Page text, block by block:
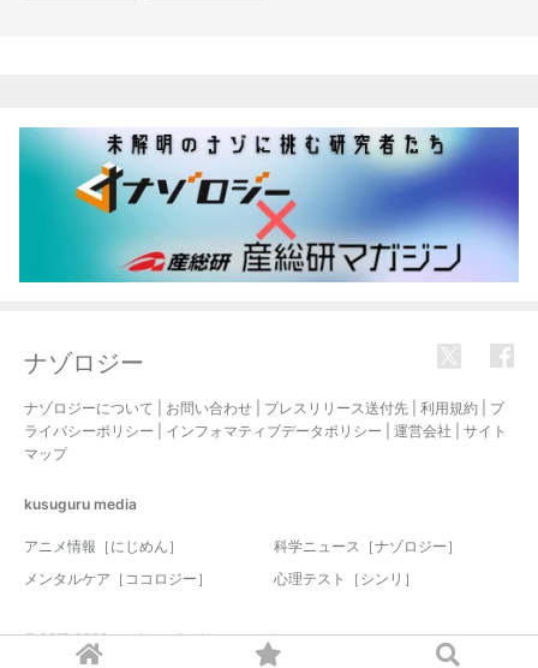
ナゾロジー
ナゾロジーについて お問い合わせ プレスリリース送付先 利用規約
プ
ライバシーポリシー
インフォマティブデータポリシー 運営会社
サイト
マップ
kusuguru media
アニメ情報［にじめん］
科学ニュース［ナゾロジー］
メンタルケア［ココロジー］
心理テスト［シンリ］
© 2017-2026 nazology. all rights reserved.